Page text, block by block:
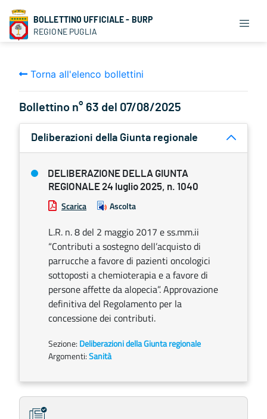
BOLLETTINO UFFICIALE - BURP
REGIONE PUGLIA
Torna all'elenco bollettini
Bollettino n° 63 del 07/08/2025
Deliberazioni della Giunta regionale
DELIBERAZIONE DELLA GIUNTA
REGIONALE 24 luglio 2025, n. 1040
Scarica Ascolta
L.R. n. 8 del 2 maggio 2017 e ss.mm.ii
“Contributi a sostegno dell’acquisto di
parrucche a favore di pazienti oncologici
sottoposti a chemioterapia e a favore di
persone affette da alopecia”. Approvazione
definitiva del Regolamento per la
concessione dei contributi.
Sezione: Deliberazioni della Giunta regionale
Argomenti:Sanità